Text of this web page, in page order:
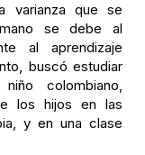
varianza que se
se debe al
al aprendizaje
buscó estudiar
colombiano,
los hijos en las
y en una clase